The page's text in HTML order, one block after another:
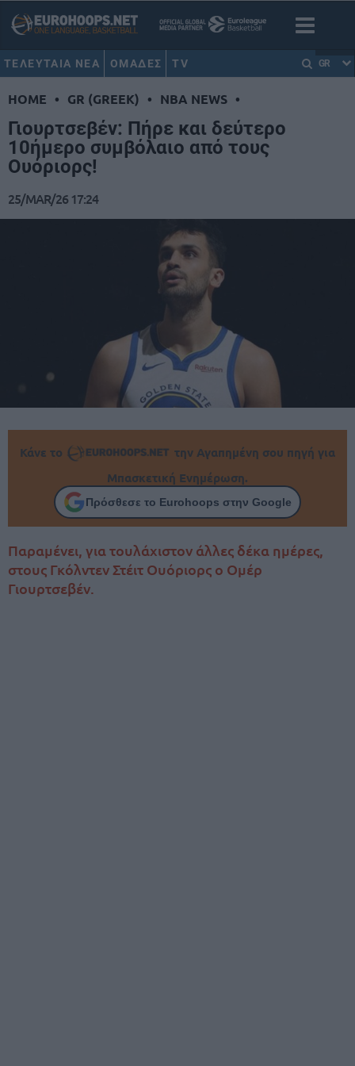
ΤΕΛΕΥΤΑΙΑ ΝΕΑ ΟΜΑΔΕΣ TV GR
HOME • GR (GREEK) • NBA NEWS •
Γιουρτσεβέν: Πήρε και δεύτερο
10ήμερο συμβόλαιο από τους
Ουόριορς!
25/MAR/26 17:24
Κάνε το
την Αγαπημένη σου πηγή για
Μπασκετική Ενημέρωση.
Πρόσθεσε το Eurohoops στην Google
Παραμένει, για τουλάχιστον άλλες δέκα ημέρες,
στους Γκόλντεν Στέιτ Ουόριορς ο Ομέρ
Γιουρτσεβέν.